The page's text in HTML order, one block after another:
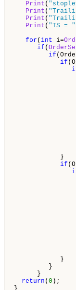
Print (
Print (
Print (
Print ( "TS = "
for ( int i=
if (
if
if
}
if
}
}
}
return ( 0 );